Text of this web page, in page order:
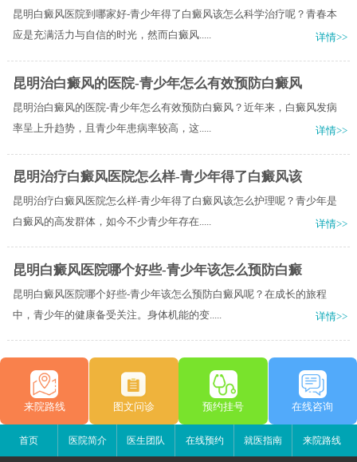
昆明白癜风医院到哪家好-青少年得了白癜风该怎么科学治疗呢？青春本
应是充满活力与自信的时光，然而白癜风.....
详情>>
昆明治白癜风的医院-青少年怎么有效预防白癜风
昆明治白癜风的医院-青少年怎么有效预防白癜风？近年来，白癜风发病
率呈上升趋势，且青少年患病率较高，这.....
详情>>
昆明治疗白癜风医院怎么样-青少年得了白癜风该
昆明治疗白癜风医院怎么样-青少年得了白癜风该怎么护理呢？青少年是
白癜风的高发群体，如今不少青少年存在.....
详情>>
昆明白癜风医院哪个好些-青少年该怎么预防白癜
昆明白癜风医院哪个好些-青少年该怎么预防白癜风呢？在成长的旅程
中，青少年的健康备受关注。身体机能的变.....
详情>>
来院路线 图文问诊 预约挂号 在线咨询
首页 医院简介 医生团队 在线预约 就医指南 来院路线